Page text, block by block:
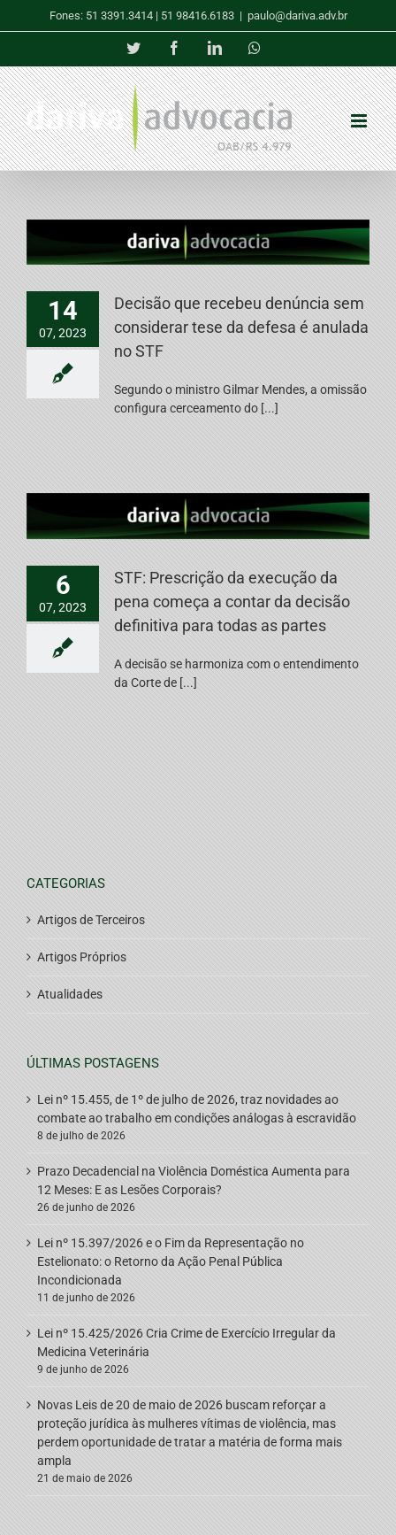
Fones: 51 3391.3414 | 51 98416.6183 | paulo@dariva.adv.br
Twitter FacebookLinkedIn
14
07, 2023
Decisão que recebeu denúncia sem
considerar tese da defesa é anulada
no STF
Segundo o ministro Gilmar Mendes, a omissão
configura cerceamento do [...]
6
07, 2023
STF: Prescrição da execução da
pena começa a contar da decisão
definitiva para todas as partes
A decisão se harmoniza com o entendimento
da Corte de [...]
CATEGORIAS
Artigos de Terceiros
Artigos Próprios
Atualidades
ÚLTIMAS POSTAGENS
Lei nº 15.455, de 1º de julho de 2026, traz novidades ao
combate ao trabalho em condições análogas à escravidão
8 de julho de 2026
Prazo Decadencial na Violência Doméstica Aumenta para
12 Meses: E as Lesões Corporais?
26 de junho de 2026
Lei nº 15.397/2026 e o Fim da Representação no
Estelionato: o Retorno da Ação Penal Pública
Incondicionada
11 de junho de 2026
Lei nº 15.425/2026 Cria Crime de Exercício Irregular da
Medicina Veterinária
9 de junho de 2026
Novas Leis de 20 de maio de 2026 buscam reforçar a
proteção jurídica às mulheres vítimas de violência, mas
perdem oportunidade de tratar a matéria de forma mais
ampla
21 de maio de 2026